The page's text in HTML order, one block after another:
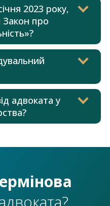
2023 року,
про
адвоката у